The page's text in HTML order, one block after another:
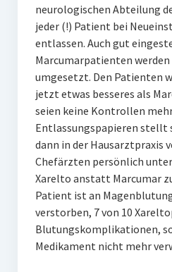
neurologischen Abteilung
jeder (!) Patient bei
entlassen. Auch gut
Marcumarpatienten
umgesetzt. Den Patienten
jetzt etwas besseres als
seien keine Kontrollen
Entlassungspapieren stellt
dann in der Hausarztpraxis
Chefärzten persönlich
Xarelto anstatt Marcumar
Patient ist an
verstorben, 7 von 10
Blutungskomplikationen, so
Medikament nicht mehr